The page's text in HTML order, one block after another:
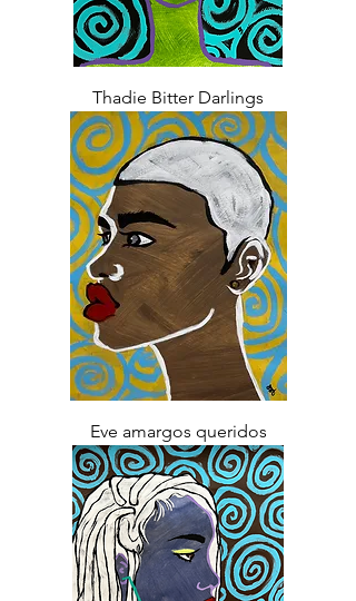
Thadie Bitter Darlings
Eve amargos queridos